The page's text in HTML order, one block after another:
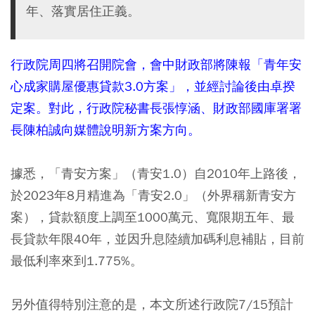
年、落實居住正義。
行政院周四將召開院會，會中財政部將陳報「青年安
心成家購屋優惠貸款3.0方案」，並經討論後由卓揆
定案。對此，行政院秘書長張惇涵、財政部國庫署署
長陳柏誠向媒體說明新方案方向。
據悉，「青安方案」（青安1.0）自2010年上路後，
於2023年8月精進為「青安2.0」（外界稱新青安方
案），貸款額度上調至1000萬元、寬限期五年、最
長貸款年限40年，並因升息陸續加碼利息補貼，目前
最低利率來到1.775%。
另外值得特別注意的是，本文所述行政院7/15預計